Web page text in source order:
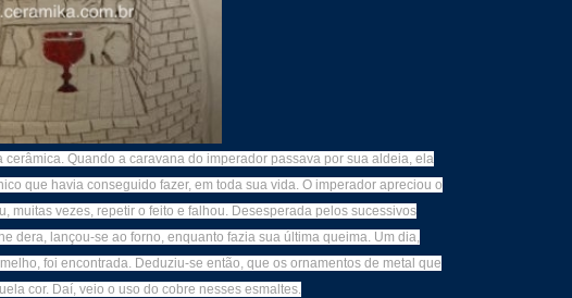
Quando a caravana do imperador passava por sua aldeia, ela
que havia conseguido fazer, em toda sua vida. O imperador apreciou o
muitas vezes, repetir o feito e falhou. Desesperada pelos sucessivos
dera, lançou-se ao forno, enquanto fazia sua última queima. Um dia,
foi encontrada. Deduziu-se então, que os ornamentos de metal que
cor. Daí, veio o uso do cobre nesses esmaltes.